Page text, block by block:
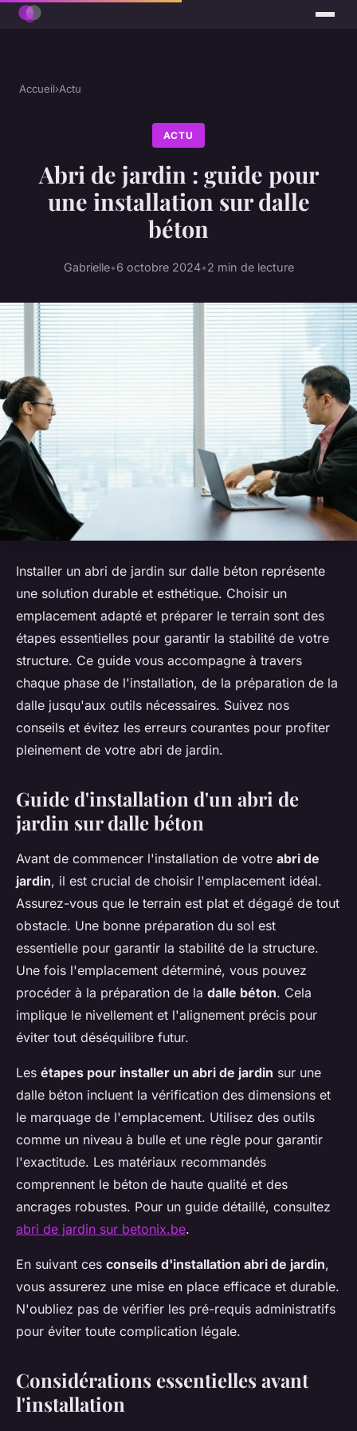
Accueil›Actu
ACTU
Abri de jardin : guide pour
une installation sur dalle
béton
Gabrielle•6 octobre 2024•2 min de lecture
Installer un abri de jardin sur dalle béton représente
une solution durable et esthétique. Choisir un
emplacement adapté et préparer le terrain sont des
étapes essentielles pour garantir la stabilité de votre
structure. Ce guide vous accompagne à travers
chaque phase de l'installation, de la préparation de la
dalle jusqu'aux outils nécessaires. Suivez nos
conseils et évitez les erreurs courantes pour profiter
pleinement de votre abri de jardin.
Guide d'installation d'un abri de
jardin sur dalle béton
Avant de commencer l'installation de votre abri de
jardin, il est crucial de choisir l'emplacement idéal.
Assurez-vous que le terrain est plat et dégagé de tout
obstacle. Une bonne préparation du sol est
essentielle pour garantir la stabilité de la structure.
Une fois l'emplacement déterminé, vous pouvez
procéder à la préparation de la dalle béton. Cela
implique le nivellement et l'alignement précis pour
éviter tout déséquilibre futur.
Les étapes pour installer un abri de jardin sur une
dalle béton incluent la vérification des dimensions et
le marquage de l'emplacement. Utilisez des outils
comme un niveau à bulle et une règle pour garantir
l'exactitude. Les matériaux recommandés
comprennent le béton de haute qualité et des
ancrages robustes. Pour un guide détaillé, consultez
abri de jardin sur betonix.be.
En suivant ces conseils d'installation abri de jardin,
vous assurerez une mise en place efficace et durable.
N'oubliez pas de vérifier les pré-requis administratifs
pour éviter toute complication légale.
Considérations essentielles avant
l'installation